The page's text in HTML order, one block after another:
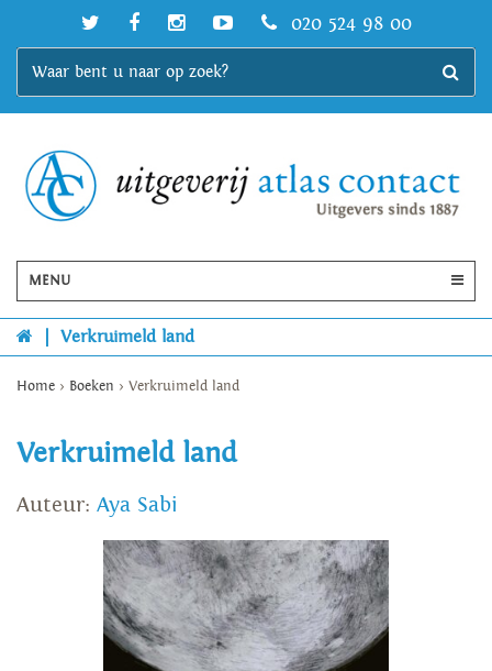
020 524 98 00
MENU
Verkruimeld land
Home > Boeken > Verkruimeld land
Verkruimeld land
Auteur: Aya Sabi